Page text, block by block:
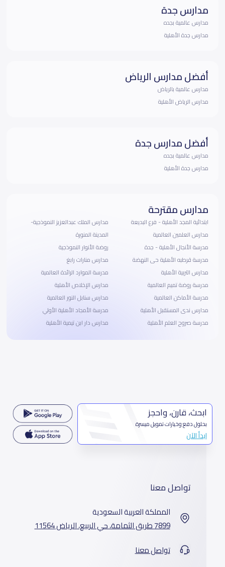
مدارس جدة
مدارس عالمية بجده
مدارس جدة الأهلية
أفضل مدارس الرياض
مدارس عالمية بالرياض
مدارس الرياض الأهلية
أفضل مدارس جدة
مدارس عالمية بجده
مدارس جدة الأهلية
مدارس مقترحة
ابتدائية المجد الأهلية - فرع البديعة
مدارس العلمين العالمية
مدرسة الأنجال الأهلية - جدة
مدرسة قرطبه الأهلية حى النهضة
مدارس التربية الأهلية
مدرسة روضة تميم العالمية
مدرسة الأماكن العالمية
مدارس ندى المستقبل الأهلية
مدرسة صروح العلم الأهلية
مدارس الملك عبدالعزيز النموذجية-
المدينة المنورة
روضة الأنوار النموذجية
مدارس منارات رابغ
مدرسة الموارد الرائدة العالمية
مدارس الإخلاص الأهلية
مدارس سنابل النور العالمية
مدرسة الأمجاد الأهلية الأولي
مدارس دار ابن تيمية الأهلية
ابحث، قارن، واحجز
بحلول دفع وخيارات تمويل ميسرة
ابدأ الآن
تواصل معنا
المملكة العربية السعودية
7899 طريق الثمامة، حي الربيع، الرياض 11564
تواصل معنا